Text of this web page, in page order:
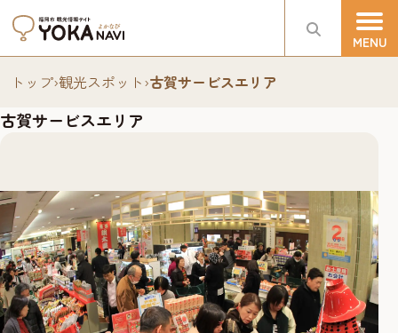
トップ›観光スポット›古賀サービスエリア
古賀サービスエリア